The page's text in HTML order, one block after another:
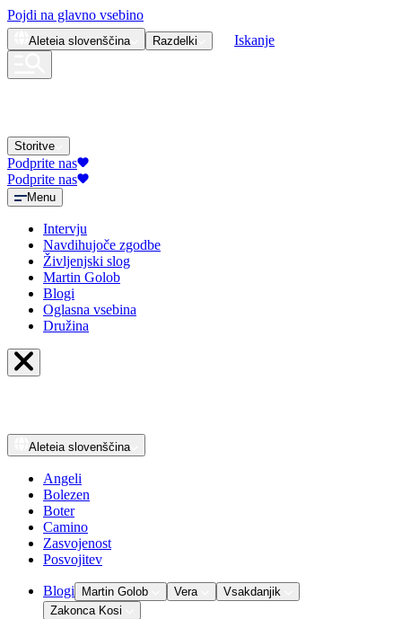
Pojdi na glavno vsebino
Aleteia slovenščina Razdelki Iskanje
Storitve
Podprite nas
Podprite nas
Menu
Intervju
Navdihujoče zgodbe
Življenjski slog
Martin Golob
Blogi
Oglasna vsebina
Družina
Aleteia slovenščina
Angeli
Bolezen
Boter
Camino
Zasvojenost
Posvojitev
Blogi Martin Golob Vera
Vsakdanjik
Zakonca Kosi